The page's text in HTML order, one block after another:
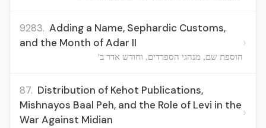
9283. Adding a Name, Sephardic Customs,
and the Month of Adar II
הוספת שם, מנהגי הספרדים, וחודש אדר ב'
›
87. Distribution of Kehot Publications,
Mishnayos Baal Peh, and the Role of Levi in the
War Against Midian
›